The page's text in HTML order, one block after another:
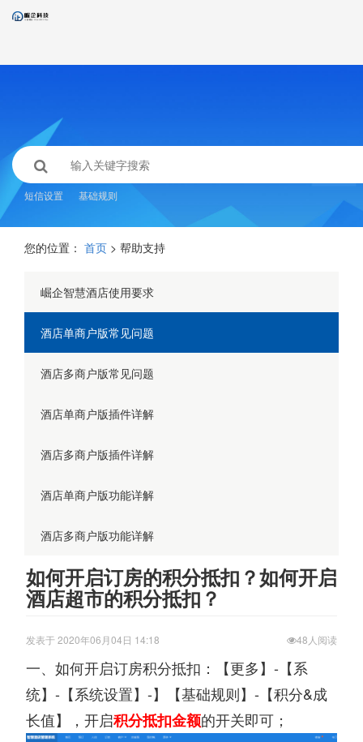
短信设置 基础规则
您的位置： 首页 > 帮助支持
崛企智慧酒店使用要求
酒店单商户版常见问题
酒店多商户版常见问题
酒店单商户版插件详解
酒店多商户版插件详解
酒店单商户版功能详解
酒店多商户版功能详解
如何开启订房的积分抵扣？如何开启
酒店超市的积分抵扣？
发表于 2020年06月04日 14:18 48人阅读
一、如何开启订房积分抵扣：【更多】-【系
统】-【系统设置】-】【基础规则】-【积分&成
长值】，开启积分抵扣金额的开关即可；